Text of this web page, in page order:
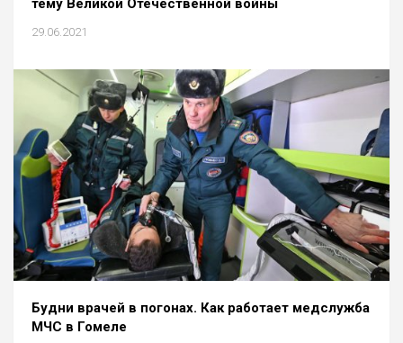
тему Великой Отечественной войны
29.06.2021
Будни врачей в погонах. Как работает медслужба
МЧС в Гомеле